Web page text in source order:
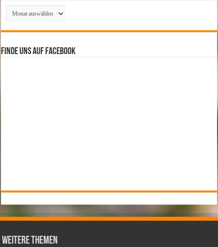
Archiv
Finde uns auf Facebook
weitere Themen